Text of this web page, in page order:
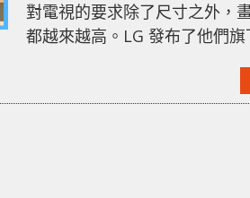
對電視的要求除了尺寸之外，
都越來越高。LG 發布了他們
級型號，而電視配搭的
家帶來全新電視體驗。 Z1 旗艦級 8K OLED 極緻體驗